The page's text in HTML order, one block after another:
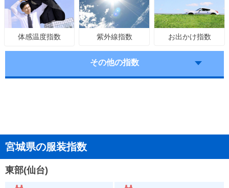
体感温度指数 紫外線指数 お出かけ指数
その他の指数
宮城県の服装指数
東部(仙台)